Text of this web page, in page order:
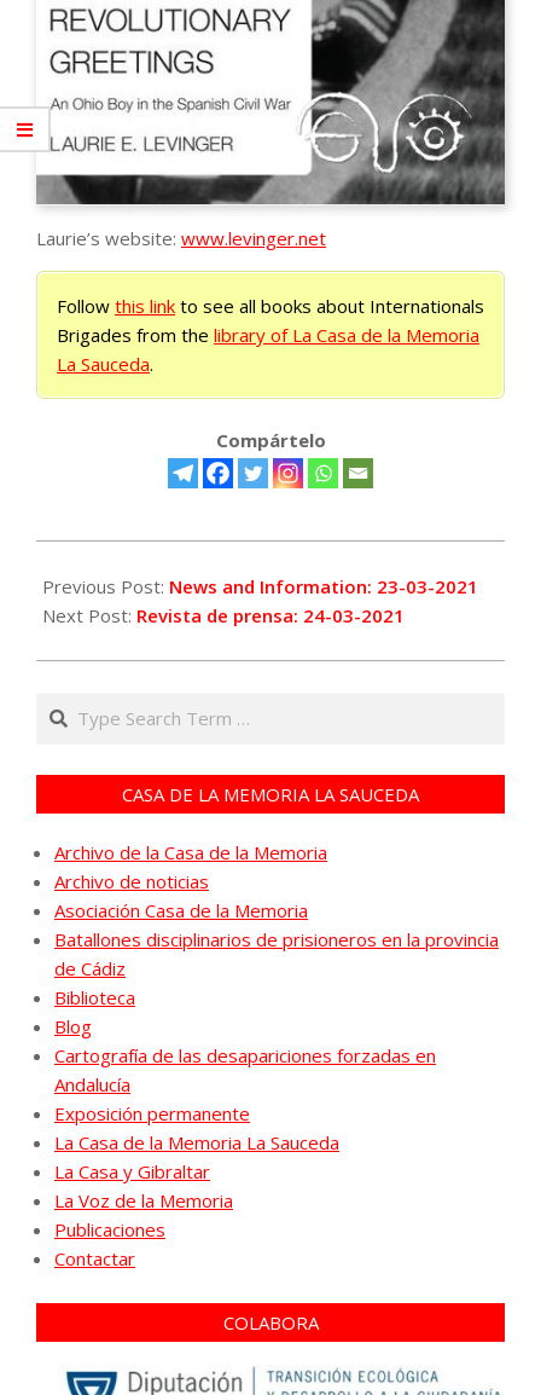
Laurie’s website: www.levinger.net
Follow this link to see all books about Internationals
Brigades from the library of La Casa de la Memoria
La Sauceda.
Compártelo
03-
23
Previous Post: News and Information: 23-03-2021
Next Post: Revista de prensa: 24-03-2021
Search
CASA DE LA MEMORIA LA SAUCEDA
Archivo de la Casa de la Memoria
Archivo de noticias
Asociación Casa de la Memoria
Batallones disciplinarios de prisioneros en la provincia
de Cádiz
Biblioteca
Blog
Cartografía de las desapariciones forzadas en
Andalucía
Exposición permanente
La Casa de la Memoria La Sauceda
La Casa y Gibraltar
La Voz de la Memoria
Publicaciones
Contactar
COLABORA